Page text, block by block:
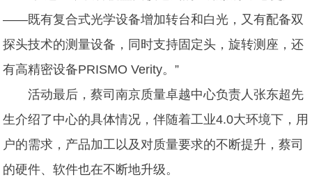
——既有复合式光学设备增加转台和白光，又有配备双
探头技术的测量设备，同时支持固定头，旋转测座，还
有高精密设备PRISMO Verity。”
活动最后，蔡司南京质量卓越中心负责人张东超先
生介绍了中心的具体情况，伴随着工业4.0大环境下，用
户的需求，产品加工以及对质量要求的不断提升，蔡司
的硬件、软件也在不断地升级。